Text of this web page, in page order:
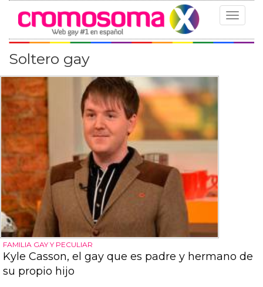
Toggle
Soltero gay
FAMILIA GAY Y PECULIAR
Kyle Casson, el gay que es padre y hermano de
su propio hijo